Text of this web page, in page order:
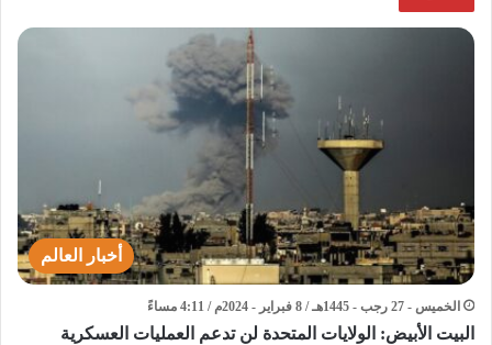
أخبار العالم
الخميس - 27 رجب - 1445هـ / 8 فبراير - 2024م / 4:11 مساءً
البيت الأبيض: الولايات المتحدة لن تدعم العمليات العسكرية